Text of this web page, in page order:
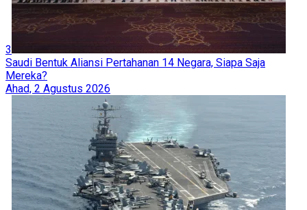
3
Saudi Bentuk Aliansi Pertahanan 14 Negara, Siapa Saja
Mereka?
Ahad, 2 Agustus 2026